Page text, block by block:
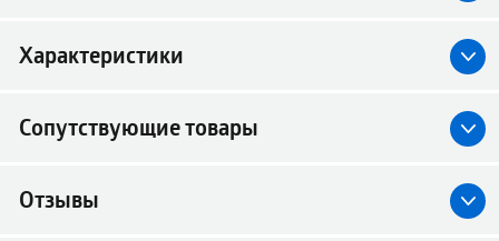
Характеристики
Сопутствующие товары
Отзывы